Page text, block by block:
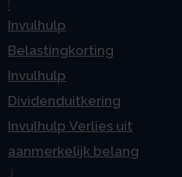
Invulhulp
Belastingkorting
Invulhulp
Dividenduitkering
Invulhulp Verlies uit
aanmerkelijk belang